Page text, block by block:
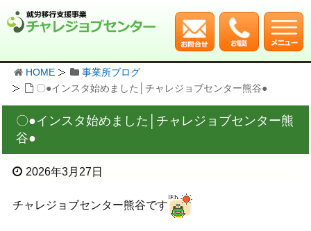
HOME
事業所ブログ
〇●インスタ始めました│チャレジョブセンター熊谷●
〇●インスタ始めました│チャレジョブセンター熊
谷●
2026年3月27日
チャレジョブセンター熊谷です